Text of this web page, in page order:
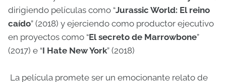
dirigiendo películas como “Jurassic World: El reino
caído” (2018) y ejerciendo como productor ejecutivo
en proyectos como “El secreto de Marrowbone”
(2017) e “I Hate New York” (2018)
La película promete ser un emocionante relato de